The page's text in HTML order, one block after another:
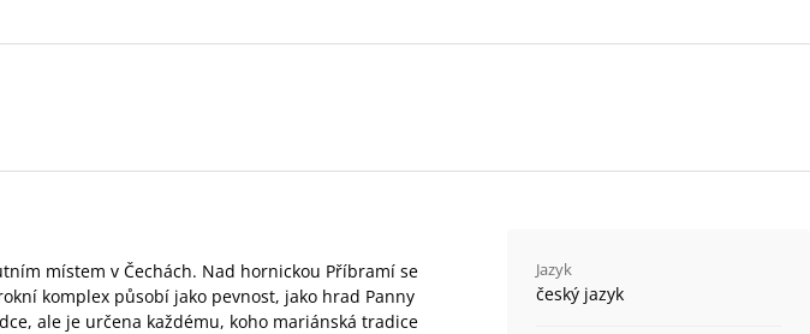
místem v Čechách. Nad hornickou Příbramí se
komplex působí jako pevnost, jako hrad Panny
ale je určena každému, koho mariánská tradice
Jazyk
český jazyk